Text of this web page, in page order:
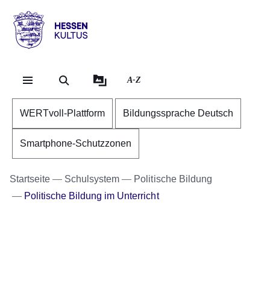
Hessen
Kultus
A-Z
WERTvoll-Plattform Bildungssprache Deutsch
Smartphone-Schutzzonen
Startseite Schulsystem
Politische Bildung
Politische Bildung im Unterricht